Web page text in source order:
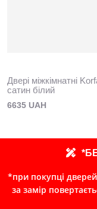
Двері міжкімнатні
сатин білий
6635 UAH
*при покупці
за замір